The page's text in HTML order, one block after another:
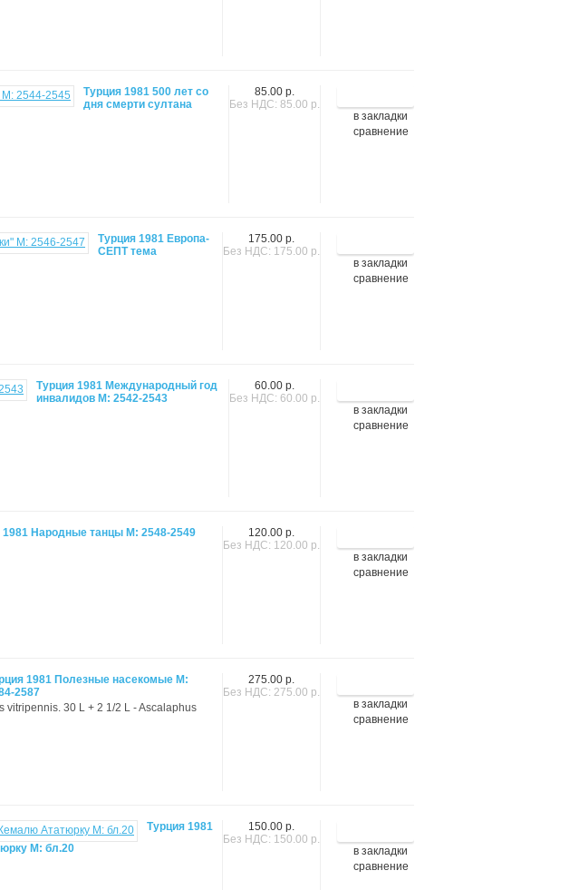
в закладки
сравнение
85.00 р.
Без НДС: 85.00 р.
Турция 1981 500 лет со
дня смерти султана
в закладки
сравнение
175.00 р.
Без НДС: 175.00 р.
Турция 1981 Европа-
СЕПТ тема
в закладки
сравнение
60.00 р.
Без НДС: 60.00 р.
Турция 1981 Международный год
инвалидов М: 2542-2543
в закладки
сравнение
120.00 р.
Без НДС: 120.00 р.
1981 Народные танцы М: 2548-2549
в закладки
сравнение
275.00 р.
Без НДС: 275.00 р.
1981 Полезные насекомые М:
2587
vitripennis. 30 L + 2 1/2 L - Ascalaphus
в закладки
сравнение
150.00 р.
Без НДС: 150.00 р.
Турция 1981
M: бл.20